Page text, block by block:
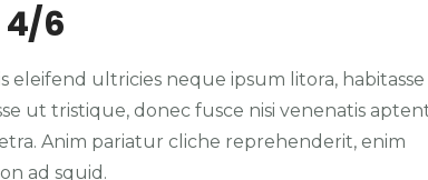
4/6
eleifend ultricies neque ipsum litora, habitasse
ut tristique, donec fusce nisi venenatis
Anim pariatur cliche reprehenderit, enim
ad squid.